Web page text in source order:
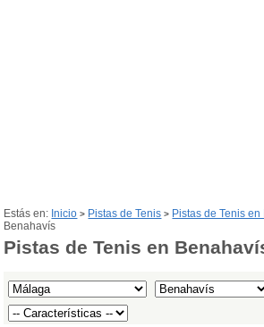
Estás en: Inicio > Pistas de Tenis > Pistas de Tenis
Benahavís
Pistas de Tenis en